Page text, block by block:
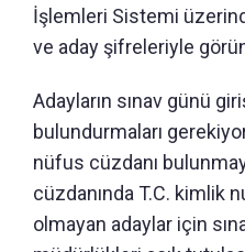
İşlemleri Sistemi
ve aday şifreleriyle
Adayların sınav günü
bulundurmaları
nüfus cüzdanı
cüzdanında T.C. kimlik
olmayan adaylar için